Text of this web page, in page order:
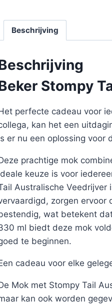
Beschrijving
Stompy
perfecte cadeau voor
kan het een
er nu een oplossing voor
prachtige mok
keuze is voor
Australische Veedrijver
zorgen ervoor
wat betekent
ml biedt deze mok
te beginnen.
cadeau voor elke
Mok met Stompy Tail
kan ook worden